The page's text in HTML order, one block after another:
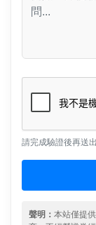
請完成驗證後再送出
聲明： 本站僅提